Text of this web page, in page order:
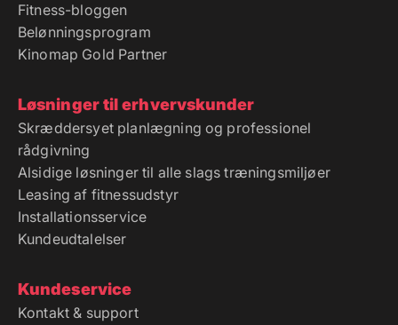
Fitness-bloggen
Belønningsprogram
Kinomap Gold Partner
Løsninger til erhvervskunder
Skræddersyet planlægning og professionel
rådgivning
Alsidige løsninger til alle slags træningsmiljøer
Leasing af fitnessudstyr
Installationsservice
Kundeudtalelser
Kundeservice
Kontakt & support